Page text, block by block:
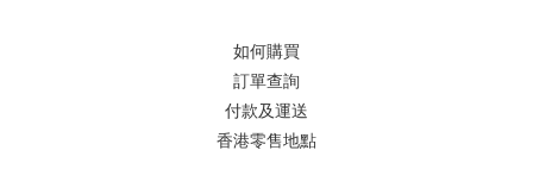
如何購買
訂單查詢
付款及運送
香港零售地點